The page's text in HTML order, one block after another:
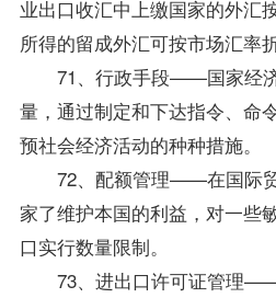
业出口收汇中上缴国家的外汇
所得的留成外汇可按市场汇率折
71、行政手段——国家经济
量，通过制定和下达指令、命
预社会经济活动的种种措施。
72、配额管理——在国际贸
家了维护本国的利益，对一些
口实行数量限制。
73、进出口许可证管理——